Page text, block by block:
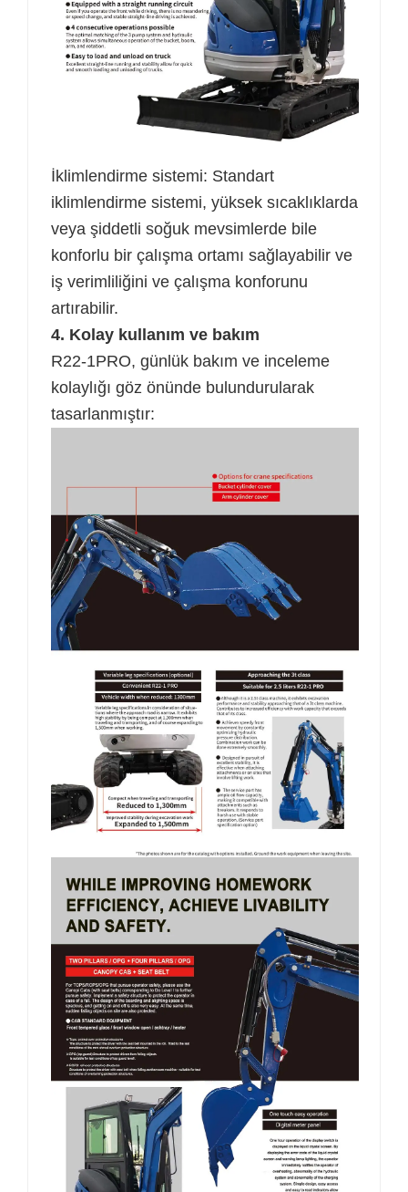
İklimlendirme sistemi: Standart
iklimlendirme sistemi, yüksek sıcaklıklarda
veya şiddetli soğuk mevsimlerde bile
konforlu bir çalışma ortamı sağlayabilir ve
iş verimliliğini ve çalışma konforunu
artırabilir.
4. Kolay kullanım ve bakım
R22-1PRO, günlük bakım ve inceleme
kolaylığı göz önünde bulundurularak
tasarlanmıştır: